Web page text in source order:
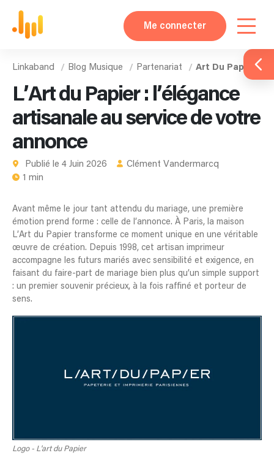
Me connecter
Linkaband Blog Musique Partenariat Art Du Papier
L’Art du Papier : l’élégance
artisanale au service de votre
annonce
Publié le 4 Juin 2026
Clément Vandermarcq
1 min
Avant même le jour tant attendu du mariage, une première
émotion prend forme : celle de l’annonce. À Paris, la maison
L’Art du Papier transforme ce moment unique en une véritable
œuvre de création. Depuis 1998, cet artisan imprimeur
accompagne les futurs mariés avec sensibilité et exigence, en
faisant du faire-part de mariage bien plus qu’un simple support
: un premier souvenir précieux, à la fois raffiné et porteur de
sens.
Logo - L'art du Papier